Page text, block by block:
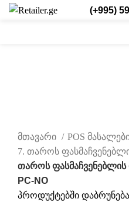
(+995)
მთავარი
POS
7. თაროს
თაროს
PC-NO
პროდუქტებში დაბრუნება